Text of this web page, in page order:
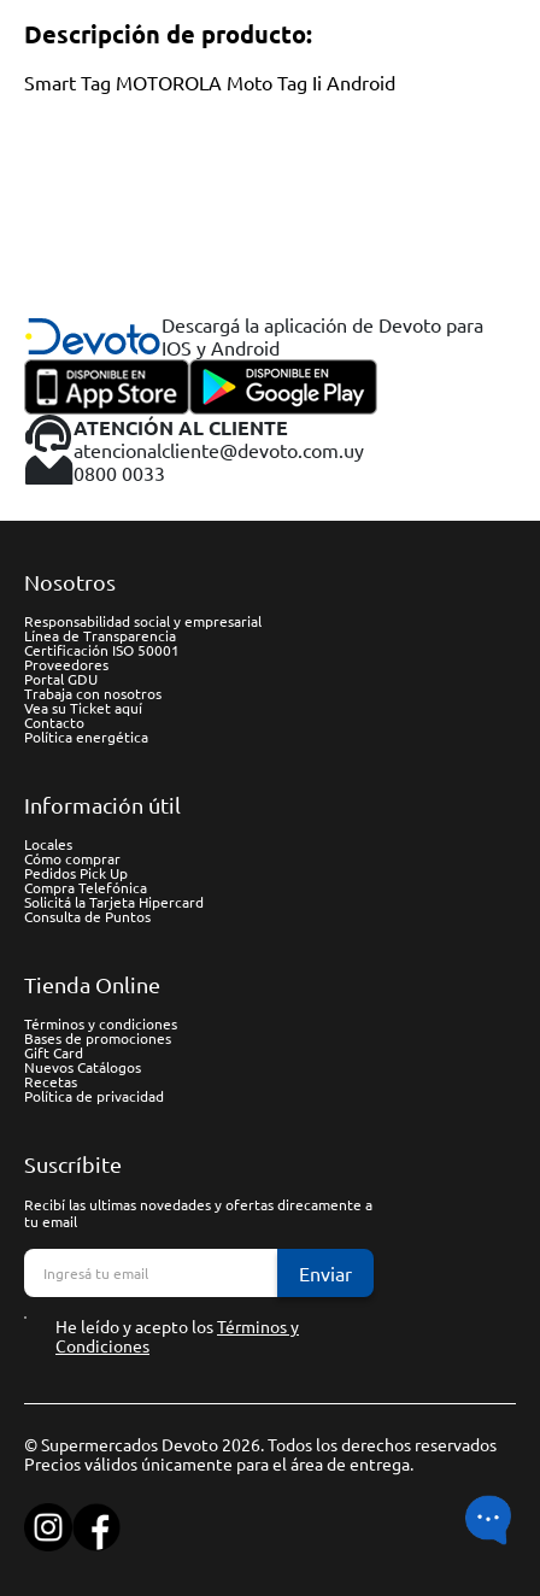
Descripción de producto:
Smart Tag MOTOROLA Moto Tag Ii Android
Descargá la aplicación de Devoto para
IOS y Android
ATENCIÓN AL CLIENTE
atencionalcliente@devoto.com.uy
0800 0033
Nosotros
Responsabilidad social y empresarial
Línea de Transparencia
Certificación ISO 50001
Proveedores
Portal GDU
Trabaja con nosotros
Vea su Ticket aquí
Contacto
Política energética
Información útil
Locales
Cómo comprar
Pedidos Pick Up
Compra Telefónica
Solicitá la Tarjeta Hipercard
Consulta de Puntos
Tienda Online
Términos y condiciones
Bases de promociones
Gift Card
Nuevos Catálogos
Recetas
Política de privacidad
Suscríbite
Recibí las ultimas novedades y ofertas direcamente a
tu email
Enviar
He leído y acepto losTérminos y
Condiciones
© Supermercados Devoto 2026. Todos los derechos reservados
Precios válidos únicamente para el área de entrega.